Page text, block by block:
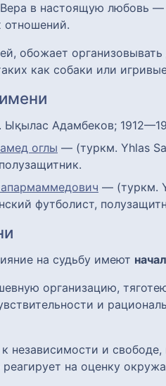
в настоящую любовь —
отношений.
обожает
как собаки или
Адамбеков;
оглы — (туркм. Yhlas
— (туркм.
футболист,
на судьбу имеют
организацию,
и
независимости и
реагирует на оценку